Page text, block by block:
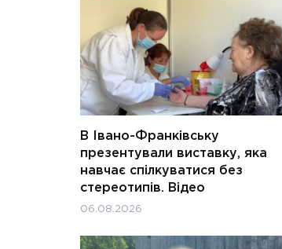
В Івано-Франківську
презентували виставку, яка
навчає спілкуватися без
стереотипів. Відео
06.08.2026